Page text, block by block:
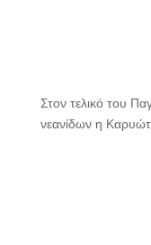
Στον τελικό του
νεανίδων η